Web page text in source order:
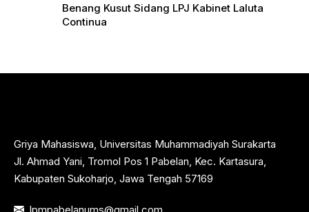
Benang Kusut Sidang LPJ Kabinet Laluta
Continua
Griya Mahasiswa, Universitas Muhammadiyah Surakarta
Jl. Ahmad Yani, Tromol Pos 1 Pabelan, Kec. Kartasura,
Kabupaten Sukoharjo, Jawa Tengah 57169